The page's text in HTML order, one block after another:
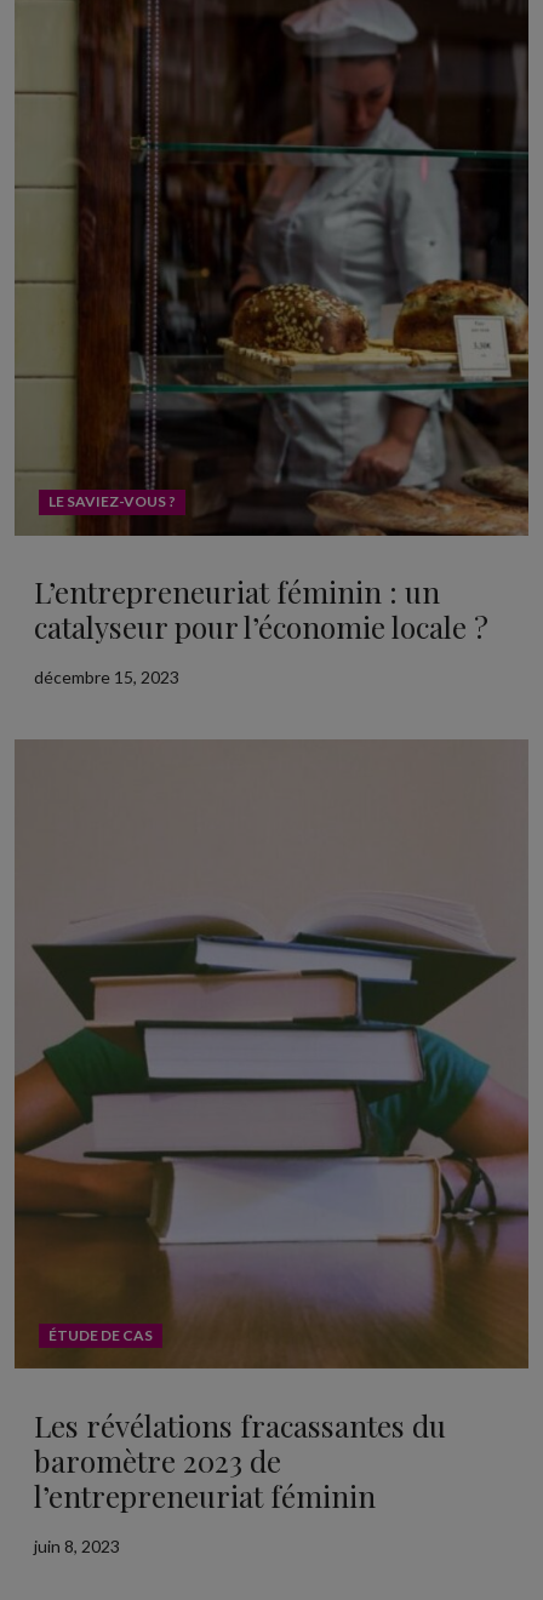
LE SAVIEZ-VOUS ?
L’entrepreneuriat féminin : un
catalyseur pour l’économie locale ?
décembre 15, 2023
ÉTUDE DE CAS
Les révélations fracassantes du
baromètre 2023 de
l’entrepreneuriat féminin
juin 8, 2023